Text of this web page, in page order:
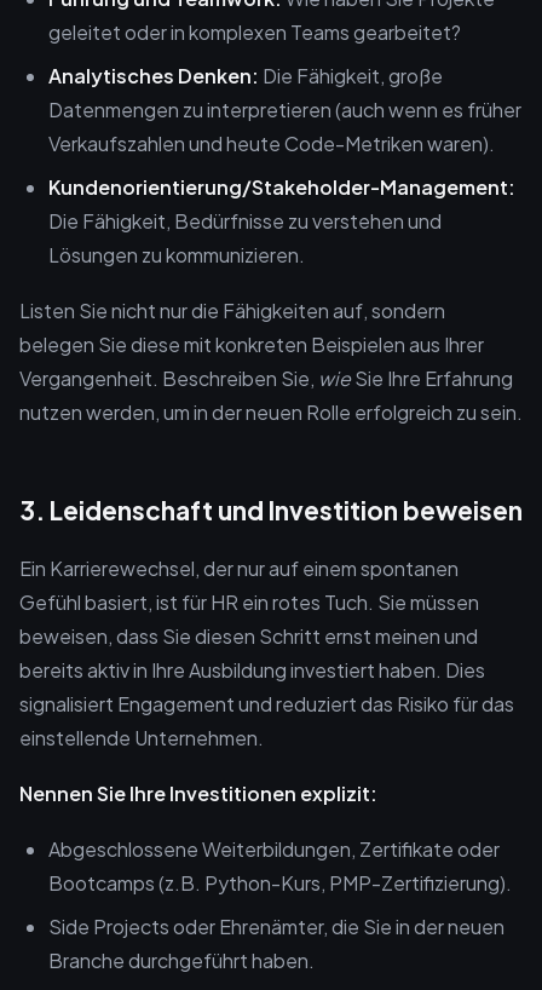
geleitet oder in komplexen Teams gearbeitet?
Analytisches Denken: Die Fähigkeit, große
Datenmengen zu interpretieren (auch wenn es früher
Verkaufszahlen und heute Code-Metriken waren).
Kundenorientierung/Stakeholder-Management:
Die Fähigkeit, Bedürfnisse zu verstehen und
Lösungen zu kommunizieren.
Listen Sie nicht nur die Fähigkeiten auf, sondern
belegen Sie diese mit konkreten Beispielen aus Ihrer
Vergangenheit. Beschreiben Sie, wieSie Ihre Erfahrung
nutzen werden, um in der neuen Rolle erfolgreich zu sein.
3. Leidenschaft und Investition beweisen
Ein Karrierewechsel, der nur auf einem spontanen
Gefühl basiert, ist für HR ein rotes Tuch. Sie müssen
beweisen, dass Sie diesen Schritt ernst meinen und
bereits aktiv in Ihre Ausbildung investiert haben. Dies
signalisiert Engagement und reduziert das Risiko für das
einstellende Unternehmen.
Nennen Sie Ihre Investitionen explizit:
Abgeschlossene Weiterbildungen, Zertifikate oder
Bootcamps (z.B. Python-Kurs, PMP-Zertifizierung).
Side Projects oder Ehrenämter, die Sie in der neuen
Branche durchgeführt haben.